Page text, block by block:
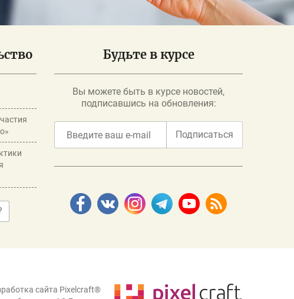
Будьте в курсе
Вы можете быть в курсе новостей,
подписавшись на обновления:
Подписаться
сайта Pixelcraft®